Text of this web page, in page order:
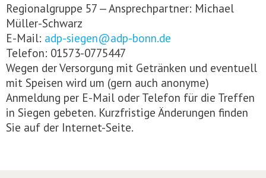
Regionalgruppe 57 — Ansprechpartner: Michael
Müller-Schwarz
E-Mail: adp-siegen@adp-bonn.de
Telefon: 01573-0775447
Wegen der Versorgung mit Getränken und eventuell
mit Speisen wird um (gern auch anonyme)
Anmeldung per E-Mail oder Telefon für die Treffen
in Siegen gebeten. Kurzfristige Änderungen finden
Sie auf der Internet-Seite.